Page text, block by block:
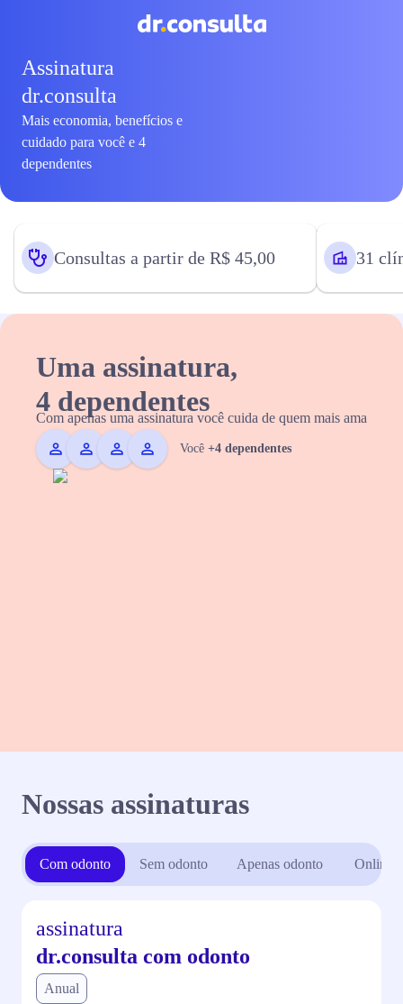
Assinatura
dr.consulta
Mais economia, benefícios e
cuidado para você e 4
dependentes
Consultas a partir de R$ 45,00 31
Uma assinatura,
4 dependentes
Com apenas uma assinatura você cuida de quem mais ama
Você +4 dependentes
Nossas assinaturas
Com odonto Sem odonto Apenas odonto Online
assinatura
dr.consulta com odonto
Anual